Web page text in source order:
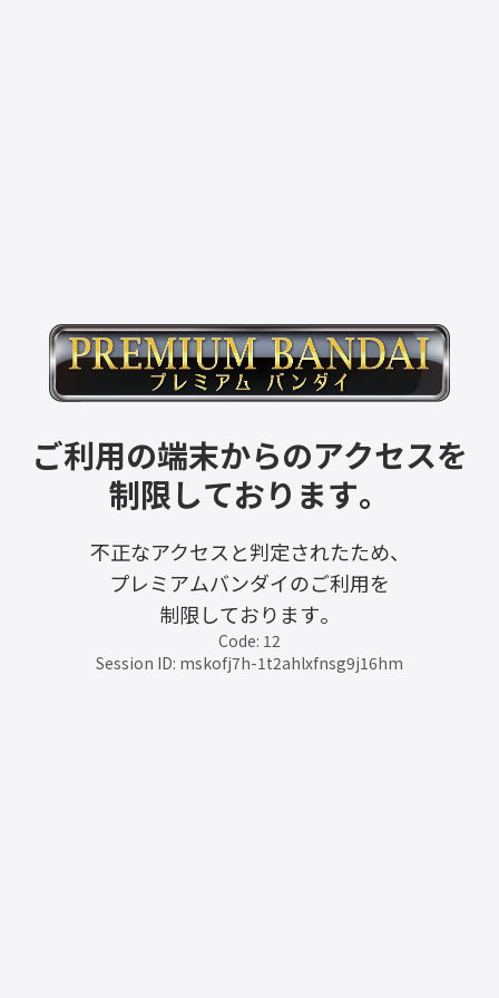
ご利用の端末からのアクセスを
制限しております。
不正なアクセスと判定されたため、
プレミアムバンダイのご利用を
制限しております。
Code: 12
Session ID: mskofj7h-1t2ahlxfnsg9j16hm